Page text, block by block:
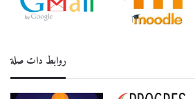
روابط دات صلة